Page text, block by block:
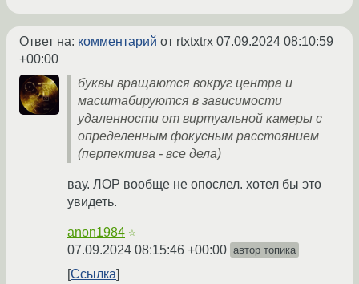
Ответ на: комментарий от rtxtxtrx 07.09.2024 08:10:59
+00:00
буквы вращаются вокруг центра и
масштабируются в зависимости
удаленности от виртуальной камеры с
определенным фокусным расстоянием
(перпектива - все дела)
вау. ЛОР вообще не опослел. хотел бы это
увидеть.
anon1984 ☆
07.09.2024 08:15:46 +00:00 автор топика
Ссылка